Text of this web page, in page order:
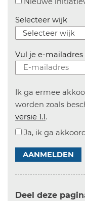
Selecteer wijk
Vul je e-mailadres
Ik ga ermee
worden zoals
versie 1.1.
Ja, ik ga
AANMELDEN
Deel deze